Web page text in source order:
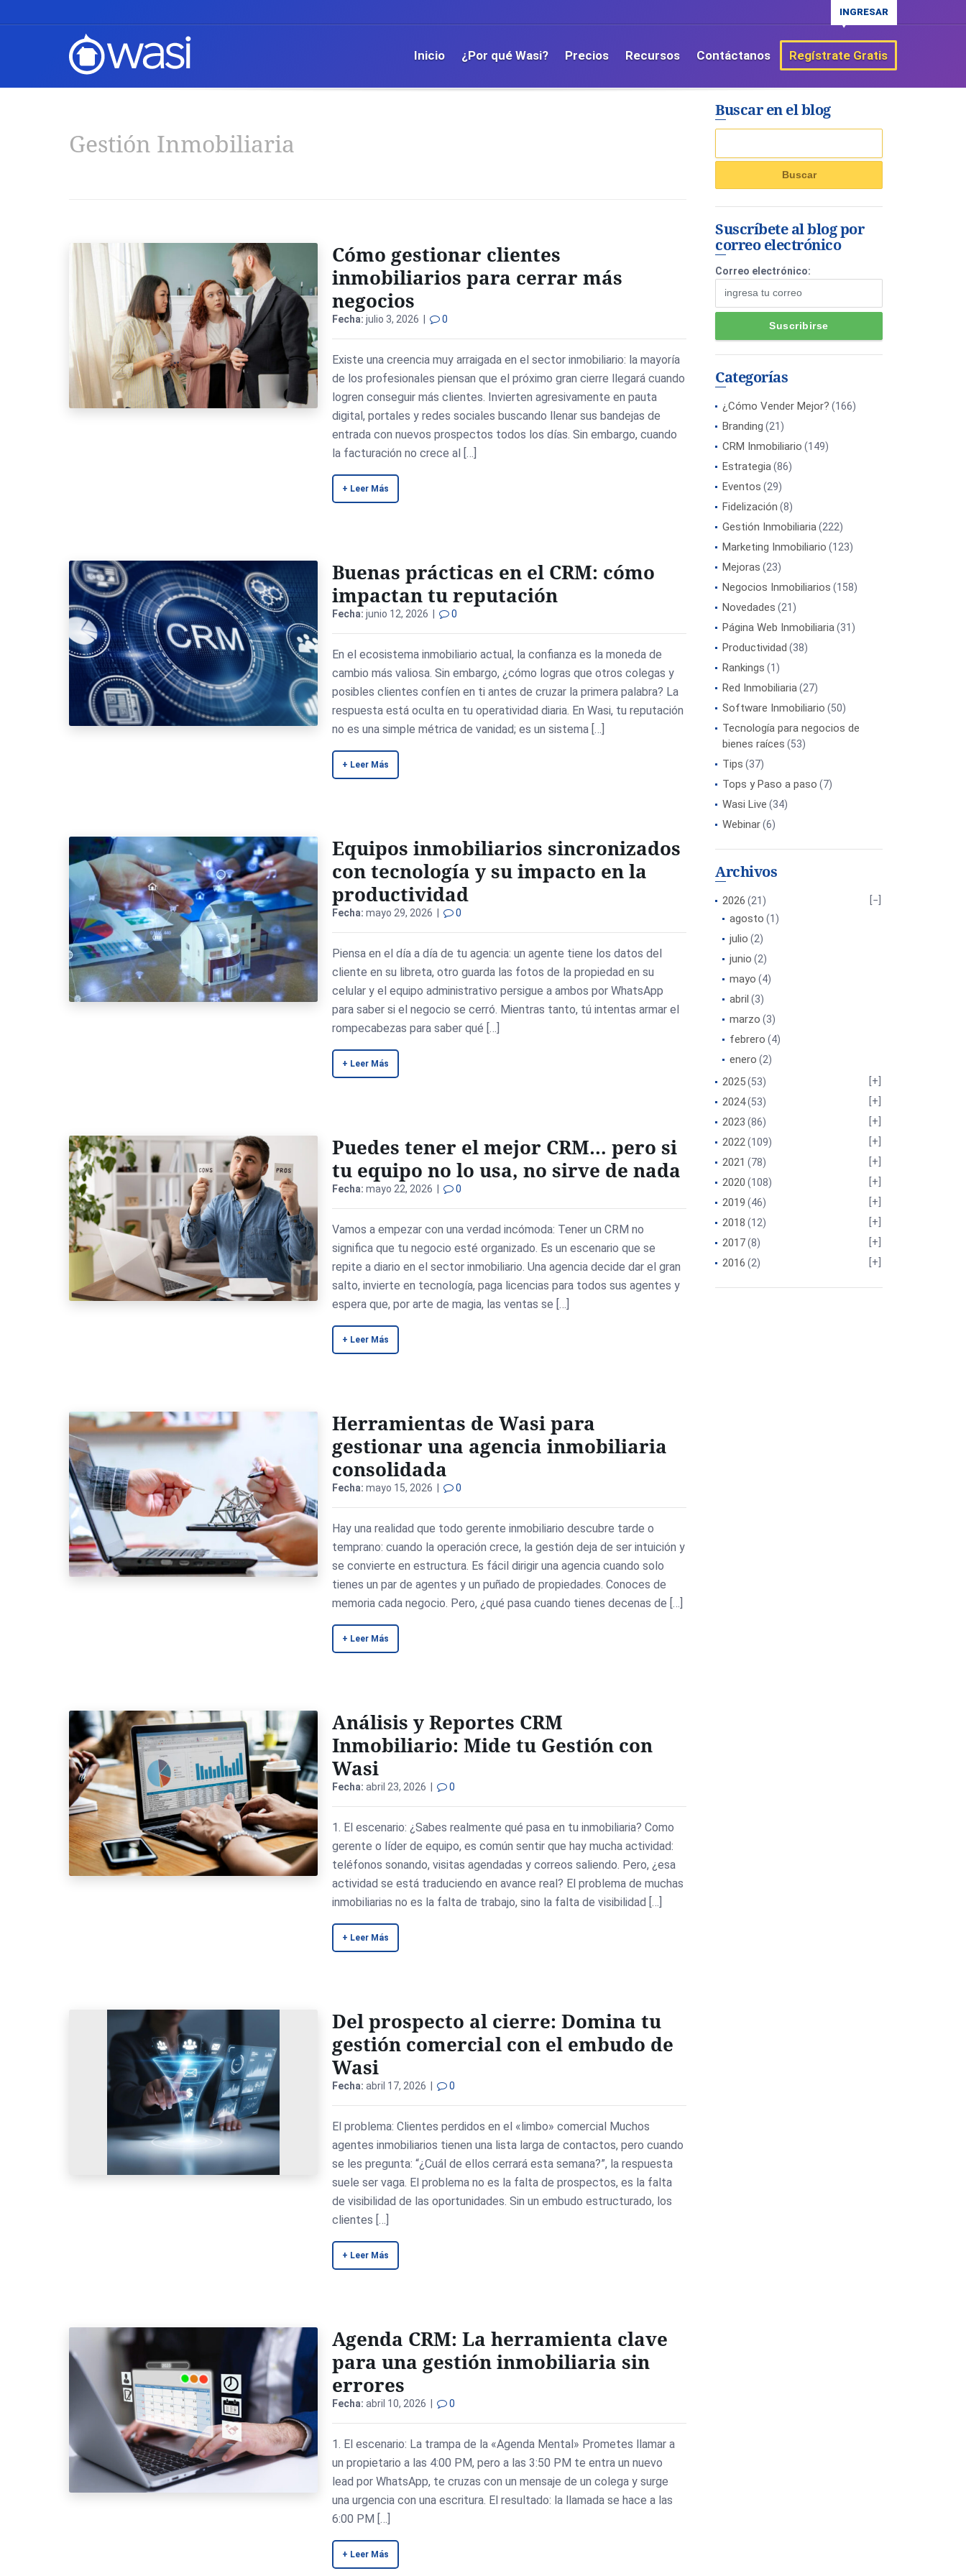
INGRESAR
Inicio ¿Por qué Wasi? Precios Recursos Contáctanos Regístrate Gratis
Gestión Inmobiliaria
Cómo gestionar clientes
inmobiliarios para cerrar más
negocios
Fecha: julio 3, 2026 | 0
Existe una creencia muy arraigada en el sector inmobiliario: la mayoría
de los profesionales piensan que el próximo gran cierre llegará cuando
logren conseguir más clientes. Invierten agresivamente en pauta
digital, portales y redes sociales buscando llenar sus bandejas de
entrada con nuevos prospectos todos los días. Sin embargo, cuando
la facturación no crece al […]
+ Leer Más
Buenas prácticas en el CRM: cómo
impactan tu reputación
Fecha: junio 12, 2026 | 0
En el ecosistema inmobiliario actual, la confianza es la moneda de
cambio más valiosa. Sin embargo, ¿cómo logras que otros colegas y
posibles clientes confíen en ti antes de cruzar la primera palabra? La
respuesta está oculta en tu operatividad diaria. En Wasi, tu reputación
no es una simple métrica de vanidad; es un sistema […]
+ Leer Más
Equipos inmobiliarios sincronizados
con tecnología y su impacto en la
productividad
Fecha: mayo 29, 2026 | 0
Piensa en el día a día de tu agencia: un agente tiene los datos del
cliente en su libreta, otro guarda las fotos de la propiedad en su
celular y el equipo administrativo persigue a ambos por WhatsApp
para saber si el negocio se cerró. Mientras tanto, tú intentas armar el
rompecabezas para saber qué […]
+ Leer Más
Puedes tener el mejor CRM… pero si
tu equipo no lo usa, no sirve de nada
Fecha: mayo 22, 2026 | 0
Vamos a empezar con una verdad incómoda: Tener un CRM no
significa que tu negocio esté organizado. Es un escenario que se
repite a diario en el sector inmobiliario. Una agencia decide dar el gran
salto, invierte en tecnología, paga licencias para todos sus agentes y
espera que, por arte de magia, las ventas se […]
+ Leer Más
Herramientas de Wasi para
gestionar una agencia inmobiliaria
consolidada
Fecha: mayo 15, 2026 | 0
Hay una realidad que todo gerente inmobiliario descubre tarde o
temprano: cuando la operación crece, la gestión deja de ser intuición y
se convierte en estructura. Es fácil dirigir una agencia cuando solo
tienes un par de agentes y un puñado de propiedades. Conoces de
memoria cada negocio. Pero, ¿qué pasa cuando tienes decenas de […]
+ Leer Más
Análisis y Reportes CRM
Inmobiliario: Mide tu Gestión con
Wasi
Fecha: abril 23, 2026 | 0
1. El escenario: ¿Sabes realmente qué pasa en tu inmobiliaria? Como
gerente o líder de equipo, es común sentir que hay mucha actividad:
teléfonos sonando, visitas agendadas y correos saliendo. Pero, ¿esa
actividad se está traduciendo en avance real? El problema de muchas
inmobiliarias no es la falta de trabajo, sino la falta de visibilidad […]
+ Leer Más
Del prospecto al cierre: Domina tu
gestión comercial con el embudo de
Wasi
Fecha: abril 17, 2026 | 0
El problema: Clientes perdidos en el «limbo» comercial Muchos
agentes inmobiliarios tienen una lista larga de contactos, pero cuando
se les pregunta: “¿Cuál de ellos cerrará esta semana?”, la respuesta
suele ser vaga. El problema no es la falta de prospectos, es la falta
de visibilidad de las oportunidades. Sin un embudo estructurado, los
clientes […]
+ Leer Más
Agenda CRM: La herramienta clave
para una gestión inmobiliaria sin
errores
Fecha: abril 10, 2026 | 0
1. El escenario: La trampa de la «Agenda Mental» Prometes llamar a
un propietario a las 4:00 PM, pero a las 3:50 PM te entra un nuevo
lead por WhatsApp, te cruzas con un mensaje de un colega y surge
una urgencia con una escritura. El resultado: la llamada se hace a las
6:00 PM […]
+ Leer Más
Buscar en el blog
Suscríbete al blog por
correo electrónico
Correo electrónico:
Categorías
¿Cómo Vender Mejor? (166)
Branding (21)
CRM Inmobiliario (149)
Estrategia(86)
Eventos (29)
Fidelización (8)
Gestión Inmobiliaria(222)
Marketing Inmobiliario (123)
Mejoras (23)
Negocios Inmobiliarios (158)
Novedades (21)
Página Web Inmobiliaria(31)
Productividad (38)
Rankings (1)
Red Inmobiliaria(27)
Software Inmobiliario (50)
Tecnología para negocios de
bienes raíces (53)
Tips (37)
Tops y Paso a paso (7)
Wasi Live (34)
Webinar(6)
Archivos
2026 (21)
agosto (1)
julio (2)
junio (2)
mayo (4)
abril (3)
marzo (3)
febrero (4)
enero (2)
2025(53)
2024(53)
2023 (86)
2022(109)
2021 (78)
2020 (108)
2019 (46)
2018 (12)
2017(8)
2016 (2)